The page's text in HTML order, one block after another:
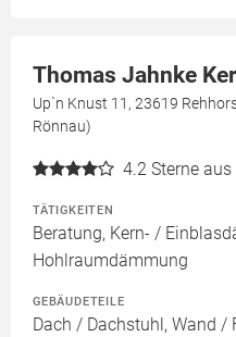
Thomas Jahnke
Up`n Knust 11, 23619
Rönnau)
4.2 Sterne
TÄTIGKEITEN
Beratung, Kern- /
Hohlraumdämmung
GEBÄUDETEILE
Dach / Dachstuhl, Wand /